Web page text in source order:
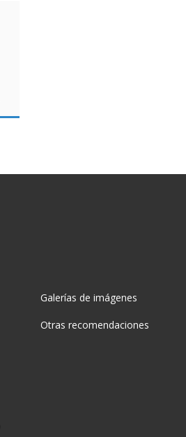
Galerías de imágenes
Otras recomendaciones